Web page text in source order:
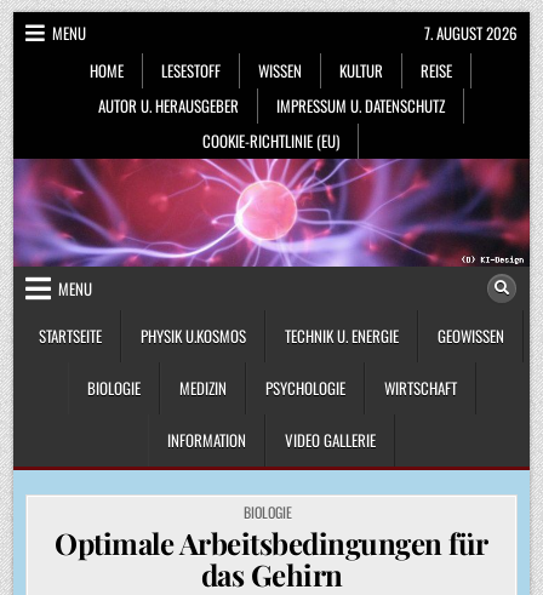
Skip
to
content
MENU
HOME
LESESTOFF WISSEN KULTUR
REISE
AUTOR U. HERAUSGEBER
IMPRESSUM U. DATENSCHUTZ
COOKIE-RICHTLINIE (EU)
7. AUGUST 2026
MENU
STARTSEITE
PHYSIK U.KOSMOS TECHNIK U. ENERGIE GEOWISSEN
BIOLOGIE MEDIZIN PSYCHOLOGIE WIRTSCHAFT
INFORMATION VIDEO GALLERIE
POSTED
IN
BIOLOGIE
Optimale Arbeitsbedingungen für
das Gehirn